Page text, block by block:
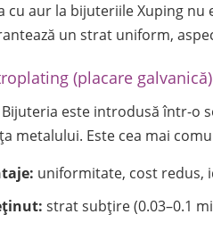
cu aur la bijuteriile Xuping
un strat uniform,
(placare galvanică)
Bijuteria este introdusă într-o
metalului. Este cea mai
uniformitate, cost redus,
strat subțire (0.03–0.1